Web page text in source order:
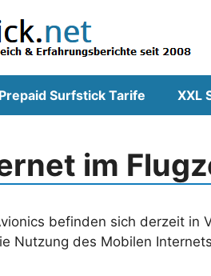
Prepaid Surfstick Tarife XXL
im
befinden sich derzeit in
Nutzung des Mobilen